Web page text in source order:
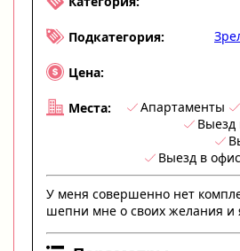
Подкатегория:
Цена:
Места: Апартаменты
Выезд
Выезд в офис
У меня совершенно нет
шепни мне о своих желания и